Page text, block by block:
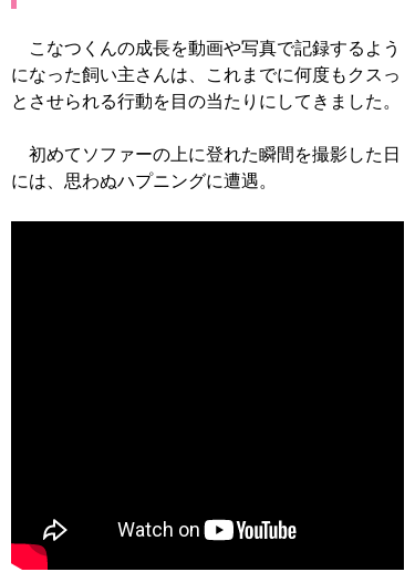
こなつくんの成長を動画や写真で記録するよう
になった飼い主さんは、これまでに何度もクスっ
とさせられる行動を目の当たりにしてきました。
初めてソファーの上に登れた瞬間を撮影した日
には、思わぬハプニングに遭遇。